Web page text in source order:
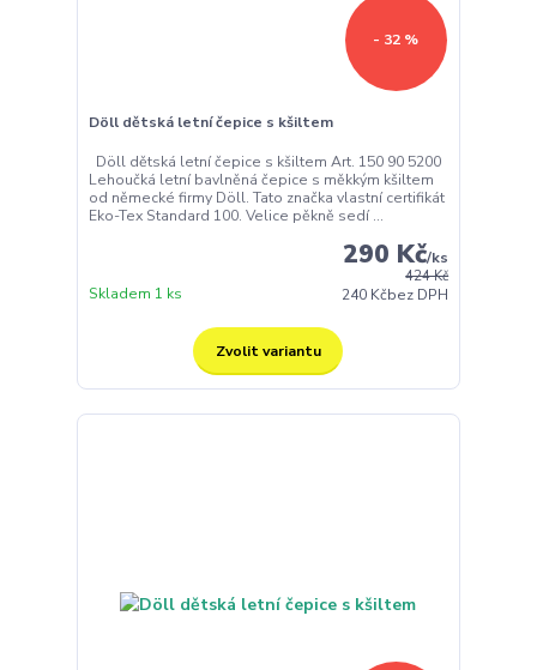
- 32 %
Döll dětská letní čepice s kšiltem
Döll dětská letní čepice s kšiltem Art. 150 90 5200
Lehoučká letní bavlněná čepice s měkkým kšiltem
od německé firmy Döll. Tato značka vlastní certifikát
Eko-Tex Standard 100. Velice pěkně sedí ...
424 Kč
290 Kč/ks
240 Kčbez DPH
Skladem 1 ks
Zvolit variantu